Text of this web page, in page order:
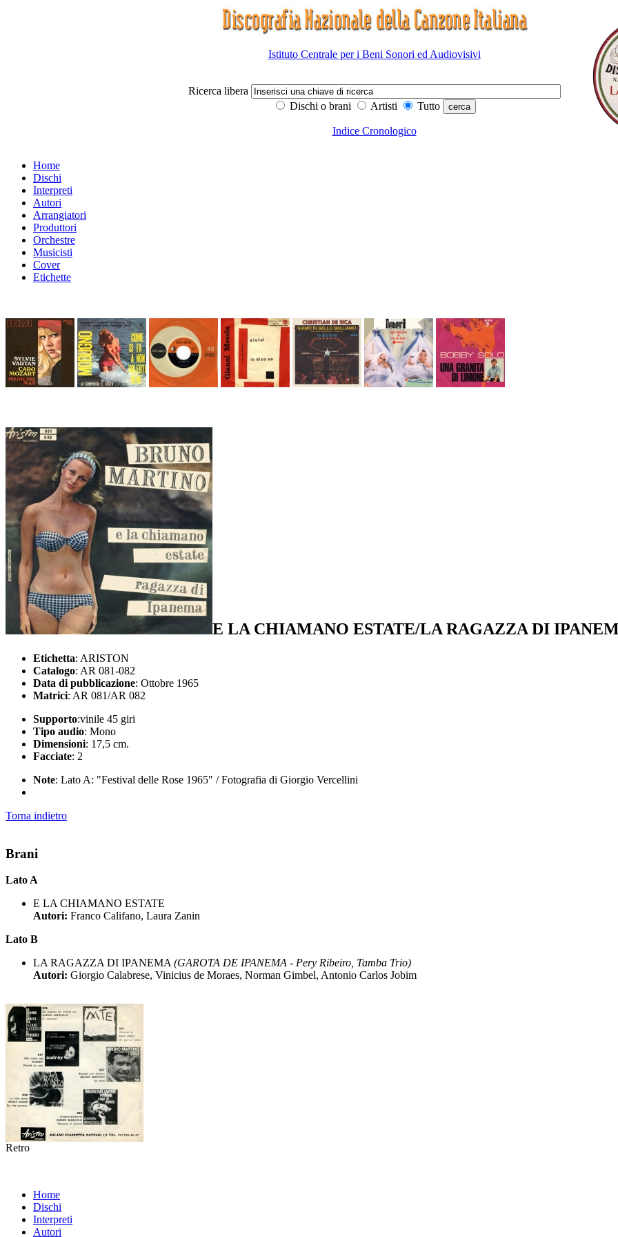
Istituto Centrale per i Beni Sonori ed Audiovisivi
Ricerca libera
Dischi o brani
Artisti Tutto
Indice Cronologico
Home
Dischi
Interpreti
Autori
Arrangiatori
Produttori
Orchestre
Musicisti
Cover
Etichette
E LA CHIAMANO ESTATE/LA RAGAZZA DI
Etichetta: ARISTON
Catalogo: AR 081-082
Data di pubblicazione: Ottobre 1965
Matrici: AR 081/AR 082
Supporto:vinile 45 giri
Tipo audio: Mono
Dimensioni: 17,5 cm.
Facciate: 2
Note: Lato A: "Festival delle Rose 1965" / Fotografia di Giorgio Vercellini
Torna indietro
Brani
Lato A
E LA CHIAMANO ESTATE
Autori: Franco Califano, Laura Zanin
Lato B
LA RAGAZZA DI IPANEMA (GAROTA DE IPANEMA - Pery Ribeiro, Tamba Trio)
Autori: Giorgio Calabrese, Vinicius de Moraes, Norman Gimbel, Antonio Carlos Jobim
Retro
Home
Dischi
Interpreti
Autori